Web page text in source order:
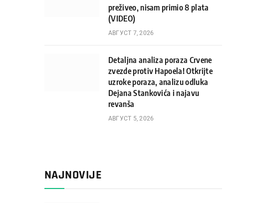
preživeo, nisam primio 8 plata
(VIDEO)
АВГУСТ 7, 2026
Detaljna analiza poraza Crvene
zvezde protiv Hapoela! Otkrijte
uzroke poraza, analizu odluka
Dejana Stankovića i najavu
revanša
АВГУСТ 5, 2026
NAJNOVIJE